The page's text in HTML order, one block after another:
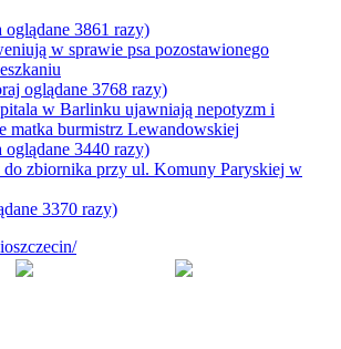
oglądane 3861 razy)
w sprawie psa pozostawionego
oglądane 3768 razy)
w Barlinku ujawniają nepotyzm i
matka burmistrz Lewandowskiej
oglądane 3440 razy)
do zbiornika przy ul. Komuny Paryskiej w
3370 razy)